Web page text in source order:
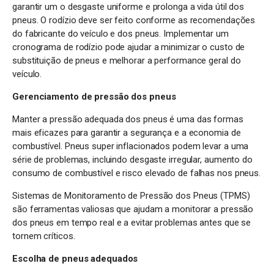
garantir um o desgaste uniforme e prolonga a vida útil dos
pneus. O rodízio deve ser feito conforme as recomendações
do fabricante do veículo e dos pneus. Implementar um
cronograma de rodízio pode ajudar a minimizar o custo de
substituição de pneus e melhorar a performance geral do
veículo.
Gerenciamento de pressão dos pneus
Manter a pressão adequada dos pneus é uma das formas
mais eficazes para garantir a segurança e a economia de
combustível. Pneus super inflacionados podem levar a uma
série de problemas, incluindo desgaste irregular, aumento do
consumo de combustível e risco elevado de falhas nos pneus.
Sistemas de Monitoramento de Pressão dos Pneus (TPMS)
são ferramentas valiosas que ajudam a monitorar a pressão
dos pneus em tempo real e a evitar problemas antes que se
tornem críticos.
Escolha de pneus adequados